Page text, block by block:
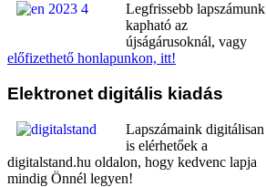
Legfrissebb lapszámunk
kapható az
újságárusoknál, vagy
előfizethető honlapunkon, itt!
Elektronet digitális kiadás
Lapszámaink digitálisan
is elérhetőek a
digitalstand.hu oldalon, hogy kedvenc lapja
mindig Önnél legyen!